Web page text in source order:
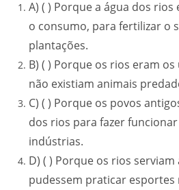
A) ( ) Porque a água dos
o consumo, para fertilizar o
plantações.
B) ( ) Porque os rios eram
não existiam animais
C) ( ) Porque os povos
dos rios para fazer
indústrias.
D) ( ) Porque os rios
pudessem praticar